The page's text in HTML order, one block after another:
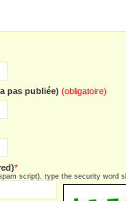
pas publiée) (obligatoire)
*
script), type the security word